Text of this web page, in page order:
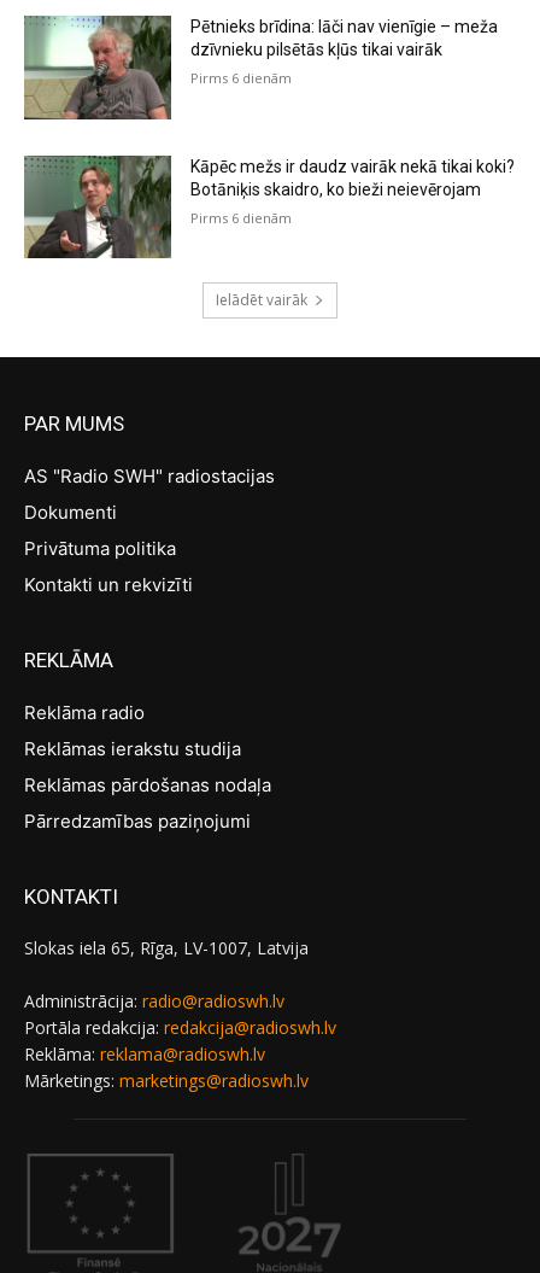
Pētnieks brīdina: lāči nav vienīgie – meža
dzīvnieku pilsētās kļūs tikai vairāk
Pirms 6 dienām
Kāpēc mežs ir daudz vairāk nekā tikai koki?
Botāniķis skaidro, ko bieži neievērojam
Pirms 6 dienām
Ielādēt vairāk
PAR MUMS
AS "Radio SWH" radiostacijas
Dokumenti
Privātuma politika
Kontakti un rekvizīti
REKLĀMA
Reklāma radio
Reklāmas ierakstu studija
Reklāmas pārdošanas nodaļa
Pārredzamības paziņojumi
KONTAKTI
Slokas iela 65, Rīga, LV-1007, Latvija
Administrācija: radio@radioswh.lv
Portāla redakcija: redakcija@radioswh.lv
Reklāma: reklama@radioswh.lv
Mārketings: marketings@radioswh.lv